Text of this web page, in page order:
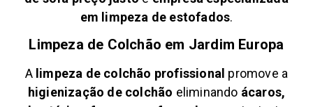
em limpeza de estofados.
Limpeza de Colchão em Jardim Europa
A limpeza de colchão profissional promove a
higienização de colchão eliminando ácaros,